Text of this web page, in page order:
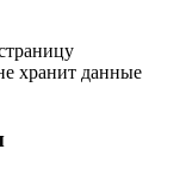
хранит данные